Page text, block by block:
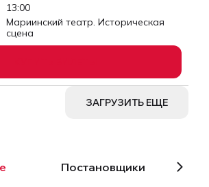
13:00
Мариинский театр. Историческая
сцена
ЗАГРУЗИТЬ ЕЩЕ
Постановщики